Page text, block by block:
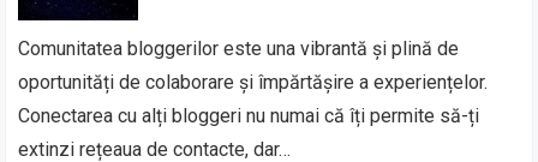
Comunitatea bloggerilor este una vibrantă și plină de
oportunități de colaborare și împărtășire a experiențelor.
Conectarea cu alți bloggeri nu numai că îți permite să-ți
extinzi rețeaua de contacte, dar…